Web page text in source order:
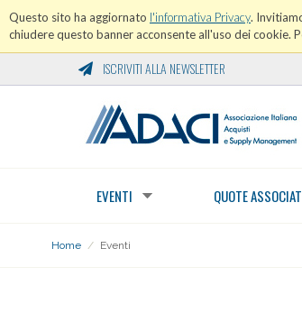
Questo sito ha aggiornato l'informativa Privacy.
chiudere questo banner acconsente all'uso dei cookie.
ISCRIVITI ALLA NEWSLETTER
EVENTI QUOTE
Home / Eventi